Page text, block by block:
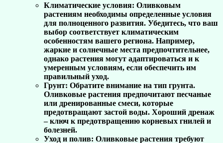
Климатические условия: Оливковым
растениям необходимы определенные условия
для полноценного развития. Убедитесь, что ваш
выбор соответствует климатическим
особенностям вашего региона. Например,
жаркие и солнечные места предпочтительнее,
однако растения могут адаптироваться и к
умеренным условиям, если обеспечить им
правильный уход.
Грунт: Обратите внимание на тип грунта.
Оливковые растения предпочитают песчаные
или дренированные смеси, которые
предотвращают застой воды. Хороший дренаж
– ключ к предотвращению корневых гнилей и
болезней.
Уход и полив: Оливковые растения требуют